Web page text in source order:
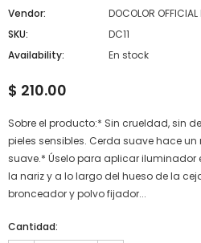
Vendor:
DOCOLOR OFFICIAL
SKU:
DC11
Availability:
En stock
$ 210.00
Sobre el producto:* Sin crueldad, sin
pieles sensibles. Cerda suave hace
suave.* Úselo para aplicar iluminador
la nariz y a lo largo del hueso de la
bronceador y polvo fijador...
Cantidad: